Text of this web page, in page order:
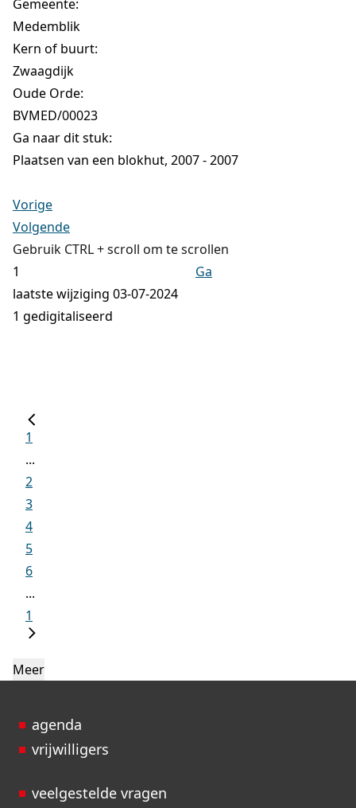
Gemeente:
Medemblik
Kern of buurt:
Zwaagdijk
Oude Orde:
BVMED/00023
Ga naar dit stuk:
Plaatsen van een blokhut, 2007 - 2007
Vorige
Volgende
Gebruik CTRL + scroll om te scrollen
Ga
laatste wijziging 03-07-2024
1 gedigitaliseerd
1
...
2
3
4
5
6
...
1
Meer
agenda
vrijwilligers
veelgestelde vragen